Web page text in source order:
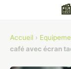
📰
Accueil ›
café avec écran